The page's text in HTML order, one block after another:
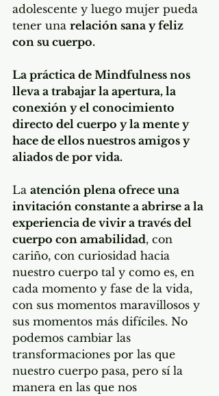
adolescente y luego mujer pueda
tener una relación sana y feliz
con su cuerpo.
La práctica de Mindfulness nos
lleva a trabajar la apertura, la
conexión y el conocimiento
directo del cuerpo y la mente y
hace de ellos nuestros amigos y
aliados de por vida.
La atención plena ofrece una
invitación constante a abrirse a la
experiencia de vivir a través del
cuerpo con amabilidad, con
cariño, con curiosidad hacia
nuestro cuerpo tal y como es, en
cada momento y fase de la vida,
con sus momentos maravillosos y
sus momentos más difíciles. No
podemos cambiar las
transformaciones por las que
nuestro cuerpo pasa, pero sí la
manera en las que nos